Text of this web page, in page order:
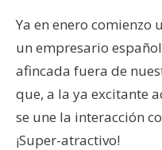
Ya en enero comienzo
un empresario
afincada fuera de
que, a la ya excitante
se une la interacción
¡Super-atractivo!